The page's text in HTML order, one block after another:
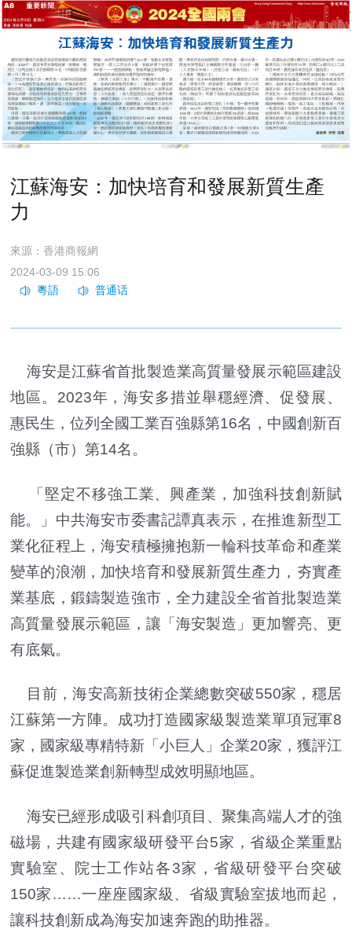
江蘇海安：加快培育和發展新質生產
力
來源：香港商報網
2024-03-09 15:06
海安是江蘇省首批製造業高質量發展示範區建設
地區。2023年，海安多措並舉穩經濟、促發展、
惠民生，位列全國工業百強縣第16名，中國創新百
強縣（市）第14名。
「堅定不移強工業、興產業，加強科技創新賦
能。」中共海安市委書記譚真表示，在推進新型工
業化征程上，海安積極擁抱新一輪科技革命和產業
變革的浪潮，加快培育和發展新質生產力，夯實產
業基底，鍛鑄製造強市，全力建設全省首批製造業
高質量發展示範區，讓「海安製造」更加響亮、更
有底氣。
目前，海安高新技術企業總數突破550家，穩居
江蘇第一方陣。成功打造國家級製造業單項冠軍8
家，國家級專精特新「小巨人」企業20家，獲評江
蘇促進製造業創新轉型成效明顯地區。
海安已經形成吸引科創項目、聚集高端人才的強
磁場，共建有國家級研發平台5家，省級企業重點
實驗室、院士工作站各3家，省級研發平台突破
150家……一座座國家級、省級實驗室拔地而起，
讓科技創新成為海安加速奔跑的助推器。